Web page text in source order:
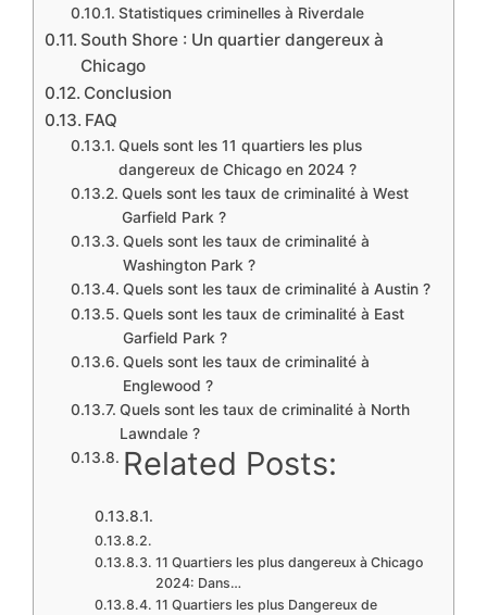
Statistiques criminelles à Riverdale
South Shore : Un quartier dangereux à
Chicago
Conclusion
FAQ
Quels sont les 11 quartiers les plus
dangereux de Chicago en 2024 ?
Quels sont les taux de criminalité à West
Garfield Park ?
Quels sont les taux de criminalité à
Washington Park ?
Quels sont les taux de criminalité à Austin ?
Quels sont les taux de criminalité à East
Garfield Park ?
Quels sont les taux de criminalité à
Englewood ?
Quels sont les taux de criminalité à North
Lawndale ?
Related Posts:
11 Quartiers les plus dangereux à Chicago
2024: Dans…
11 Quartiers les plus Dangereux de